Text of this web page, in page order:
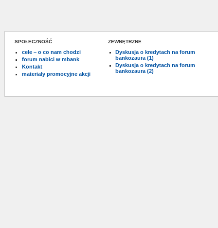
SPOŁECZNOŚĆ
cele – o co nam chodzi
forum nabici w mbank
Kontakt
materiały promocyjne akcji
ZEWNĘTRZNE
Dyskusja o kredytach na forum
bankozaura (1)
Dyskusja o kredytach na forum
bankozaura (2)